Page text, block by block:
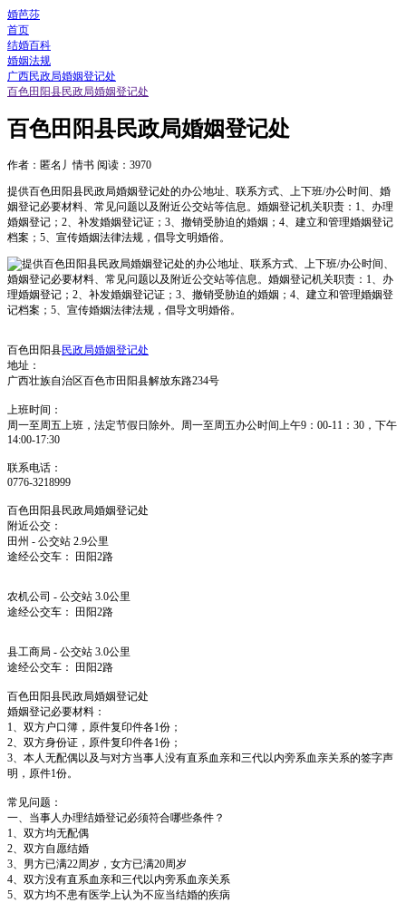
婚芭莎
首页
结婚百科
婚姻法规
广西民政局婚姻登记处
百色田阳县民政局婚姻登记处
百色田阳县民政局婚姻登记处
作者：匿名丿情书 阅读：3970
提供百色田阳县民政局婚姻登记处的办公地址、联系方式、上下班/办公时间、婚
姻登记必要材料、常见问题以及附近公交站等信息。婚姻登记机关职责：1、办理
婚姻登记；2、补发婚姻登记证；3、撤销受胁迫的婚姻；4、建立和管理婚姻登记
档案；5、宣传婚姻法律法规，倡导文明婚俗。
百色田阳县民政局婚姻登记处
地址：
广西壮族自治区百色市田阳县解放东路234号
上班时间：
周一至周五上班，法定节假日除外。周一至周五办公时间上午9：00-11：30，下午
14:00-17:30
联系电话：
0776-3218999
百色田阳县民政局婚姻登记处
附近公交：
田州 - 公交站 2.9公里
途经公交车： 田阳2路
农机公司 - 公交站 3.0公里
途经公交车： 田阳2路
县工商局 - 公交站 3.0公里
途经公交车： 田阳2路
百色田阳县民政局婚姻登记处
婚姻登记必要材料：
1、双方户口簿，原件复印件各1份；
2、双方身份证，原件复印件各1份；
3、本人无配偶以及与对方当事人没有直系血亲和三代以内旁系血亲关系的签字声
明，原件1份。
常见问题：
一、当事人办理结婚登记必须符合哪些条件？
1、双方均无配偶
2、双方自愿结婚
3、男方已满22周岁，女方已满20周岁
4、双方没有直系血亲和三代以内旁系血亲关系
5、双方均不患有医学上认为不应当结婚的疾病